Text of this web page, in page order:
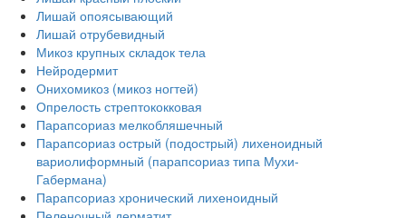
Лишай опоясывающий
Лишай отрубевидный
Микоз крупных складок тела
Нейродермит
Онихомикоз (микоз ногтей)
Опрелость стрептококковая
Парапсориаз мелкобляшечный
Парапсориаз острый (подострый) лихеноидный
вариолиформный (парапсориаз типа Мухи-
Габермана)
Парапсориаз хронический лихеноидный